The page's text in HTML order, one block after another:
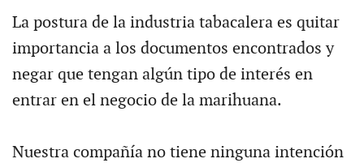
La postura de la industria tabacalera es quitar
importancia a los documentos encontrados y
negar que tengan algún tipo de interés en
entrar en el negocio de la marihuana.
Nuestra compañía no tiene ninguna intención